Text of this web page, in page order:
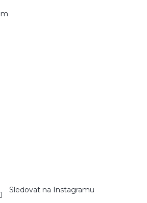
Sledovat na Instagramu